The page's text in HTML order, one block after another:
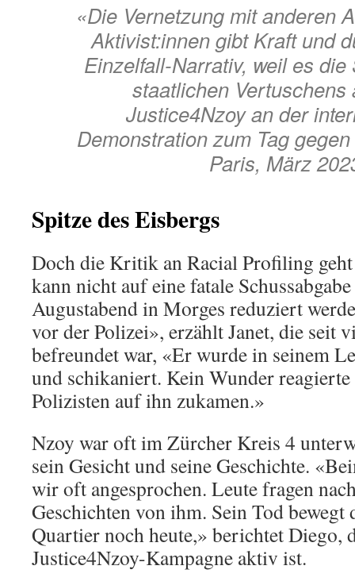
«Die Vernetzung mit anderen
Aktivist:innen gibt Kraft und
Einzelfall-Narrativ, weil es die
staatlichen Vertuschens
Justice4Nzoy an der
Demonstration zum Tag
Paris, März
Spitze des Eisbergs
Doch die Kritik an Racial Profiling
kann nicht auf eine fatale
Augustabend in Morges reduziert
vor der Polizei», erzählt Janet, die seit
befreundet war, «Er wurde in seinem
und schikaniert. Kein Wunder reagierte
Polizisten auf ihn zukamen.»
Nzoy war oft im Zürcher Kreis 4
sein Gesicht und seine Geschichte.
wir oft angesprochen. Leute fragen
Geschichten von ihm. Sein Tod bewegt
Quartier noch heute,» berichtet Diego,
Justice4Nzoy-Kampagne aktiv ist.